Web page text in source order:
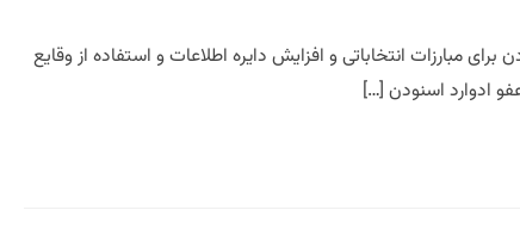
مبارزات انتخاباتی و افزایش دایره اطلاعات و استفاده از وقایع
ادوارد اسنودن […]